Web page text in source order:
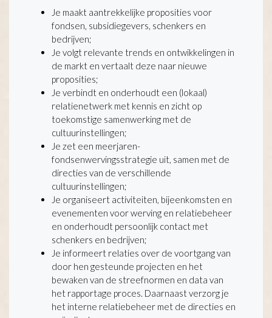
Je maakt aantrekkelijke proposities voor
fondsen, subsidiegevers, schenkers en
bedrijven;
Je volgt relevante trends en ontwikkelingen in
de markt en vertaalt deze naar nieuwe
proposities;
Je verbindt en onderhoudt een (lokaal)
relatienetwerk met kennis en zicht op
toekomstige samenwerking met de
cultuurinstellingen;
Je zet een meerjaren-
fondsenwervingsstrategie uit, samen met de
directies van de verschillende
cultuurinstellingen;
Je organiseert activiteiten, bijeenkomsten en
evenementen voor werving en relatiebeheer
en onderhoudt persoonlijk contact met
schenkers en bedrijven;
Je informeert relaties over de voortgang van
door hen gesteunde projecten en het
bewaken van de streefnormen en data van
het rapportage proces. Daarnaast verzorg je
het interne relatiebeheer met de directies en